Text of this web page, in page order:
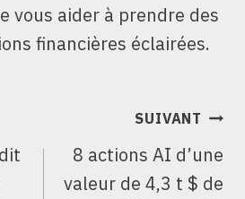
vous aider à prendre des
financières éclairées.
SUIVANT
8 actions AI d’une
valeur de 4,3 t $ de